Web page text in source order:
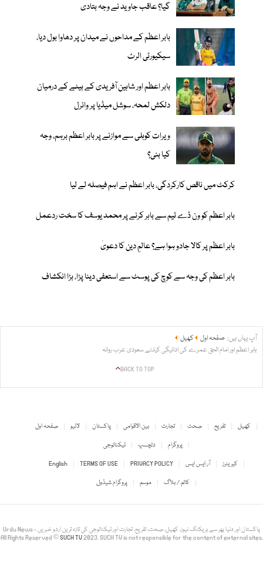
گیا؟ عاقب جاوید نے وجہ بتادی
بابر اعظم کے مداحوں نے میدان پر دھاوا بول دیا،
سیکیورٹی الرٹ
بابر اعظم اور شاہین آفریدی کے بیٹے کے درمیان
دلکش لمحہ، سوشل میڈیا پر وائرل
ویرات کوہلی سے موازنے پر بابر اعظم برہم، وجہ
کیا بنی؟
کرکٹ میں ناقص کارکردگی، بابر اعظم نے اہم فیصلہ لے لیا
بابر اعظم کو ون ڈے ٹیم سے باہر کرنے پر محمد یوسف کا سخت ردعمل
بابر اعظم پر کالا جادو ہوا ہے؟ عالمِ دین کا دعویٰ
بابر اعظم کی وجہ سے کوچ کی پوسٹ سے استعفی دینا پڑا، بڑا انکشاف
آپ یہاں ہیں: صفحہ اول
کھیل
بابر اعظم اور امام الحق عمرے کی ادائیگی کیلئے سعودی عرب روانہ
BACK TO TOP
صفحہ اول لائیو پاکستان بین الاقوامی تجارت صحت تفریح
کھیل
ٹیکنالوجی
دلچسپ
پروگرام
English
TERMS OF USE PRIVACY POLICY آر ایس ایس
کیریئرز
پروگرام شیڈول
موسم کالم / بلاگ
Urdu News - پاکستان اور دنیا بھر سے بریکنگ نیوز، کھیل، صحت، تفریح، تجارت اور ٹیکنالوجی کی تازہ ترین اردو خبریں
All Rights Reserved ©SUCH TV2023. SUCH TV is not responsible for the content of external sites.